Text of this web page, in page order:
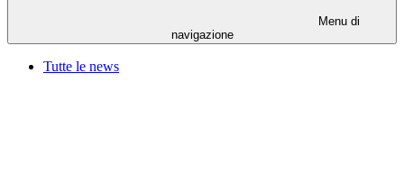
Menu di
navigazione
Tutte le news